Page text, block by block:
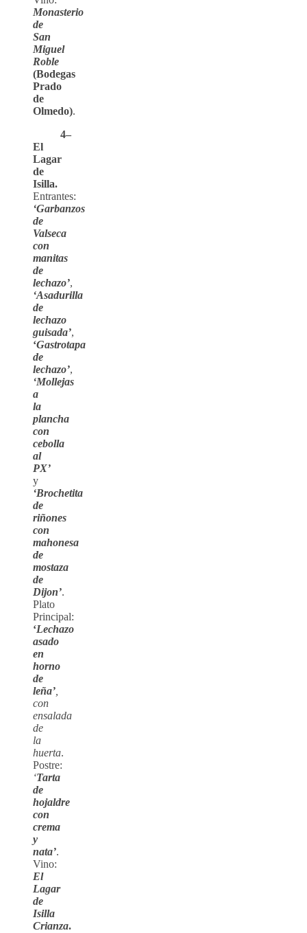
Monasterio
de
San
Miguel
Roble
(Bodegas
Prado
de
Olmedo).
4–
El
Lagar
de
Isilla.
Entrantes:
‘Garbanzos
de
Valseca
con
manitas
de
lechazo’,
‘Asadurilla
de
lechazo
guisada’,
‘Gastrotapa
de
lechazo’,
‘Mollejas
a
la
plancha
con
cebolla
al
PX’
y
‘Brochetita
de
riñones
con
mahonesa
de
mostaza
de
Dijon’.
Plato
Principal:
‘Lechazo
asado
en
horno
de
leña’
con
ensalada
de
la
huerta.
Postre:
‘Tarta
de
hojaldre
con
crema
y
nata’.
Vino:
El
Lagar
de
Isilla
Crianza.